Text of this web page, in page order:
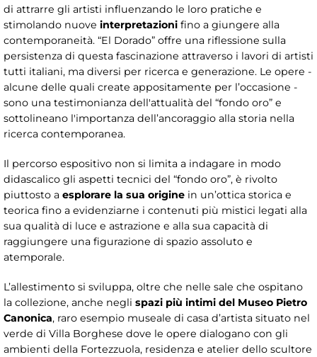
di attrarre gli artisti influenzando le loro pratiche e
stimolando nuove interpretazioni fino a giungere alla
contemporaneità. “El Dorado” offre una riflessione sulla
persistenza di questa fascinazione attraverso i lavori di artisti
tutti italiani, ma diversi per ricerca e generazione. Le opere -
alcune delle quali create appositamente per l’occasione -
sono una testimonianza dell'attualità del “fondo oro” e
sottolineano l'importanza dell’ancoraggio alla storia nella
ricerca contemporanea.
Il percorso espositivo non si limita a indagare in modo
didascalico gli aspetti tecnici del “fondo oro”, è rivolto
piuttosto a esplorare la sua origine in un’ottica storica e
teorica fino a evidenziarne i contenuti più mistici legati alla
sua qualità di luce e astrazione e alla sua capacità di
raggiungere una figurazione di spazio assoluto e
atemporale.
L’allestimento si sviluppa, oltre che nelle sale che ospitano
la collezione, anche negli spazi più intimi del Museo Pietro
Canonica, raro esempio museale di casa d’artista situato nel
verde di Villa Borghese dove le opere dialogano con gli
ambienti della Fortezzuola, residenza e atelier dello scultore